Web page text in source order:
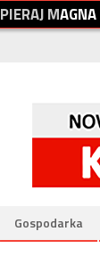
PIERAJMAGNA
Gospodarka